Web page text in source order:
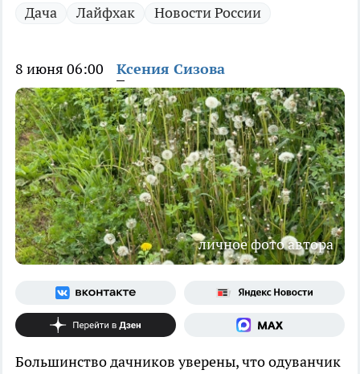
Дача Лайфхак Новости России
8 июня 06:00 Ксения Сизова
личное фото автора
Большинство дачников уверены, что одуванчик